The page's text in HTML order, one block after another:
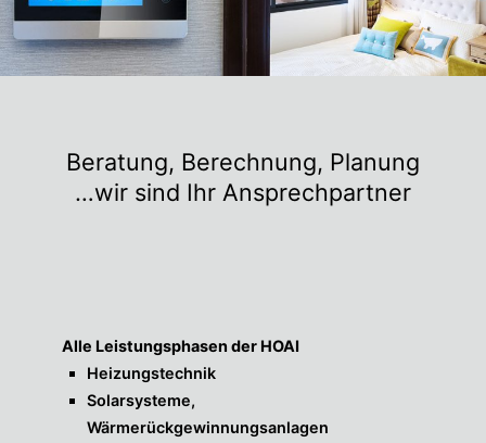
Beratung, Berechnung, Planung
…wir sind Ihr Ansprechpartner
Alle Leistungsphasen der HOAI
Heizungstechnik
Solarsysteme,
Wärmerückgewinnungsanlagen